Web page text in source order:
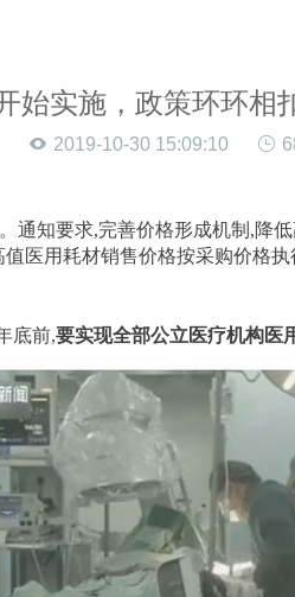
始实施，政策环环相
2019-10-30 15:09:10
通知要求,完善价格形成机制,降
医用耗材销售价格按采购价格执
底前,要实现全部公立医疗机构医